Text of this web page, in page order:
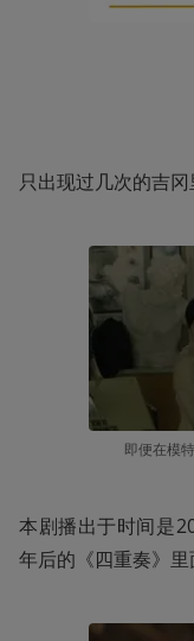
只出现过几次的吉冈
即便在模
本剧播出于时间是
年后的《四重奏》里